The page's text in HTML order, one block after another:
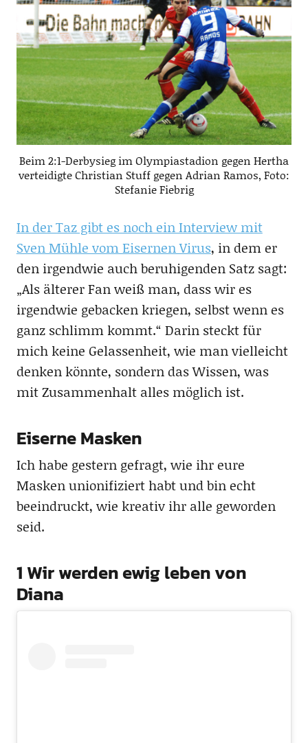
Beim 2:1-Derbysieg im Olympiastadion gegen Hertha
verteidigte Christian Stuff gegen Adrian Ramos, Foto:
Stefanie Fiebrig
In der Taz gibt es noch ein Interview mit
Sven Mühle vom Eisernen Virus, in dem er
den irgendwie auch beruhigenden Satz sagt:
„Als älterer Fan weiß man, dass wir es
irgendwie gebacken kriegen, selbst wenn es
ganz schlimm kommt.“ Darin steckt für
mich keine Gelassenheit, wie man vielleicht
denken könnte, sondern das Wissen, was
mit Zusammenhalt alles möglich ist.
Eiserne Masken
Ich habe gestern gefragt, wie ihr eure
Masken unionifiziert habt und bin echt
beeindruckt, wie kreativ ihr alle geworden
seid.
1 Wir werden ewig leben von
Diana